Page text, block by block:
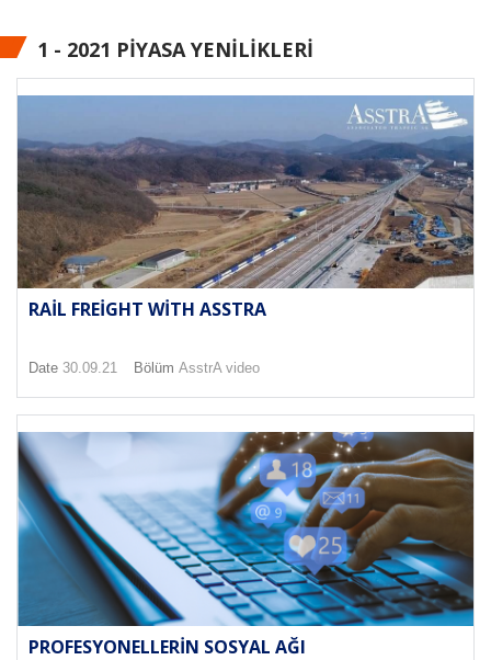
1 - 2021 PIYASA YENILIKLERI
RAIL FREIGHT WITH ASSTRA
Date 30.09.21 Bölüm AsstrA video
PROFESYONELLERIN SOSYAL AĞI